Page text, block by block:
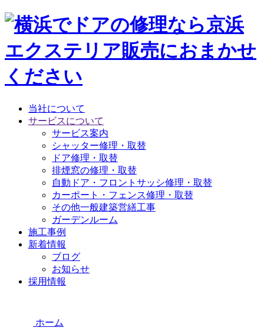
当社について
サービスについて
サービス案内
シャッター修理・取替
ドア修理・取替
排煙窓の修理・取替
自動ドア・フロントサッシ修理・取替
カーポート・フェンス修理・取替
その他一般建築営繕工事
ガーデンルーム
施工事例
新着情報
ブログ
お知らせ
採用情報
ホーム